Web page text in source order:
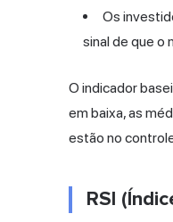
Os
sinal de que o
O indicador
em baixa, as
estão no
RSI